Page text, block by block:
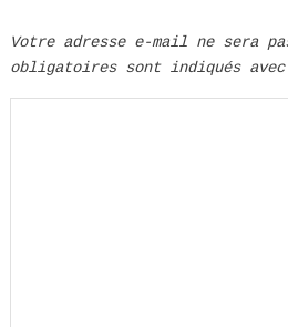
Votre adresse e-mail ne sera
obligatoires sont indiqués avec